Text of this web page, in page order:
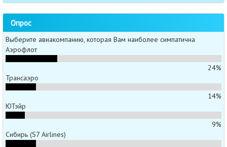
Опрос
Выберите авиакомпанию, которая Вам наиболее симпатична
Аэрофлот
24%
Трансаэро
14%
ЮТэйр
9%
Сибирь (S7 Airlines)